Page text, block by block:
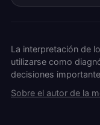
La interpretación de
utilizarse como
decisiones
Sobre el autor de la